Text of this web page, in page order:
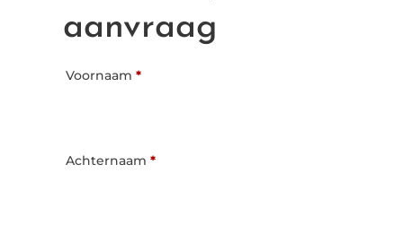
aanvraag
Voornaam *
Achternaam *